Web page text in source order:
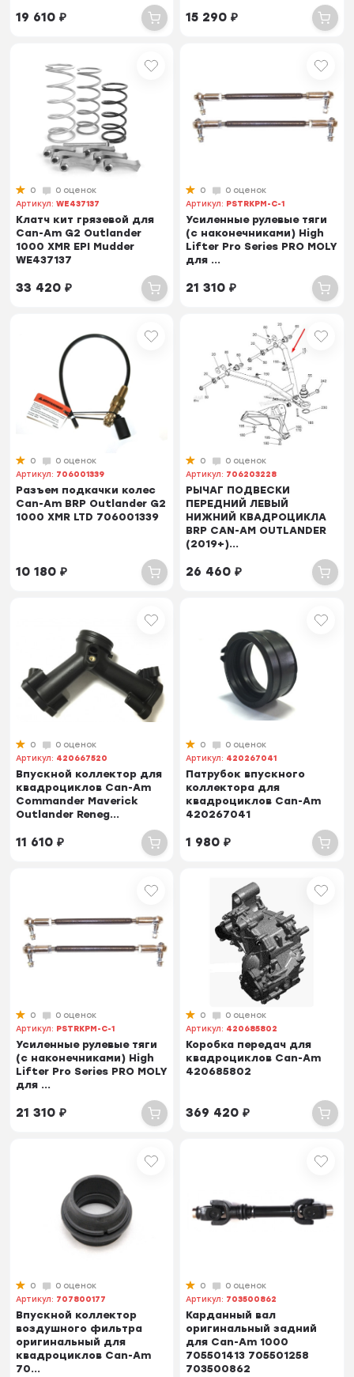
19 610₽ 15 290₽
0
0 оценок
Артикул:WE437137
Клатч кит грязевой для
Can-Am G2 Outlander
1000 XMR EPI Mudder
WE437137
33 420₽
0
0 оценок
Артикул: PSTRKPM-C-1
Усиленные рулевые тяги
(с наконечниками) High
Lifter Pro Series PRO MOLY
для ...
21 310₽
0
0 оценок
Артикул: 706001339
Разъем подкачки колес
Can-Am BRP Outlander G2
1000 XMR LTD 706001339
10 180₽
0
0 оценок
Артикул: 706203228
РЫЧАГ ПОДВЕСКИ
ПЕРЕДНИЙ ЛЕВЫЙ
НИЖНИЙ КВАДРОЦИКЛА
BRP CAN-AM OUTLANDER
(2019+)...
26 460₽
0
0 оценок
Артикул: 420667520
Впускной коллектор для
квадроциклов Can-Am
Commander Maverick
Outlander Reneg...
11 610₽
0
0 оценок
Артикул: 420267041
Патрубок впускного
коллектора для
квадроциклов Can-Am
420267041
1 980₽
0
0 оценок
Артикул: PSTRKPM-C-1
Усиленные рулевые тяги
(с наконечниками) High
Lifter Pro Series PRO MOLY
для ...
21 310₽
0
0 оценок
Артикул: 420685802
Коробка передач для
квадроциклов Can-Am
420685802
369 420₽
0
0 оценок
Артикул: 707800177
Впускной коллектор
воздушного фильтра
оригинальный для
квадроциклов Can-Am
70...
0
0 оценок
Артикул: 703500862
Карданный вал
оригинальный задний
для Can-Am 1000
705501413 705501258
703500862